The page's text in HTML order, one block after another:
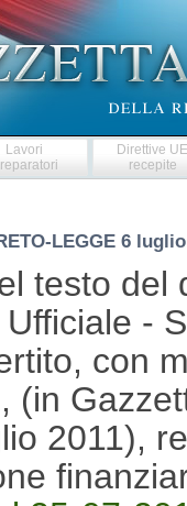
Lavori
Direttive
recepite
LEGGE 6
testo del
-
con
(in
2011),